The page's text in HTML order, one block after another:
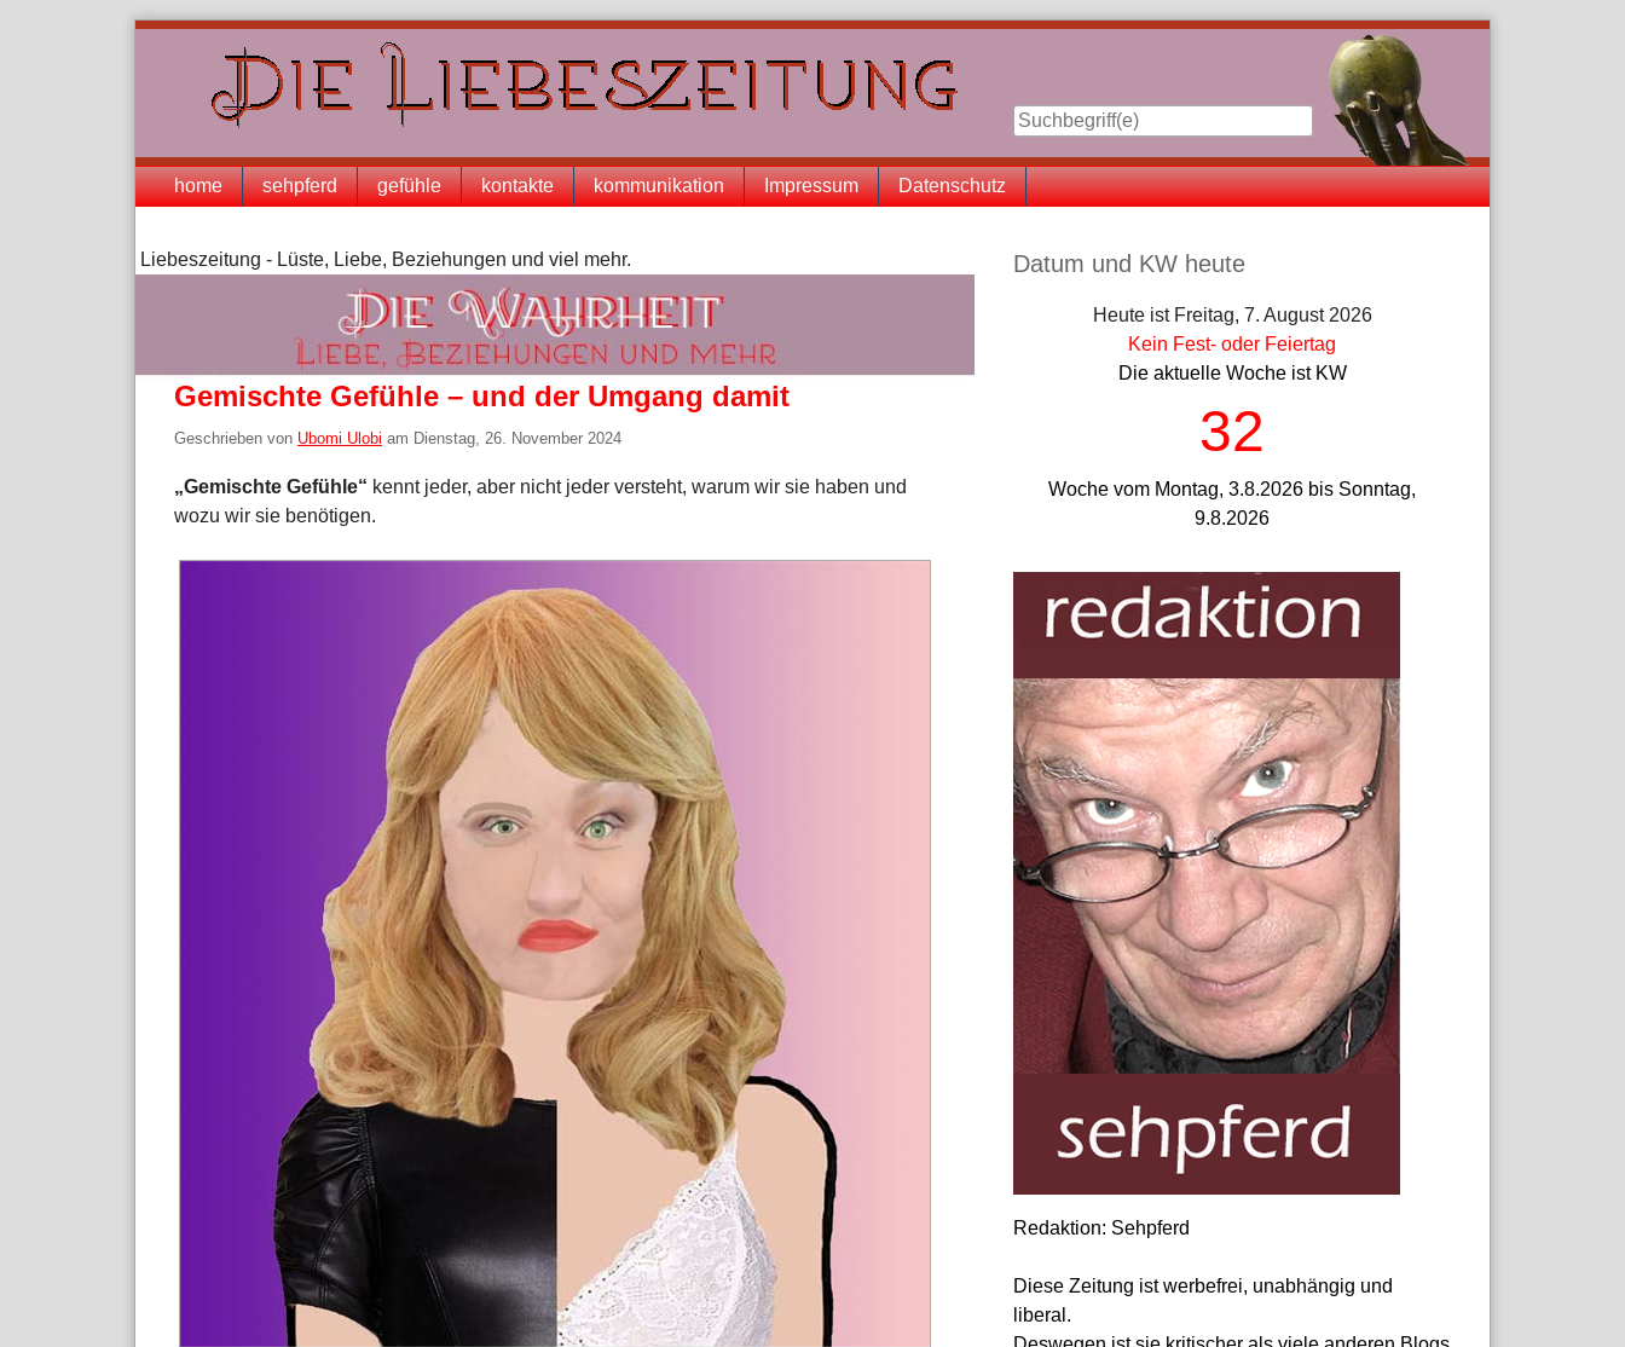
Navigation
home sehpferd gefühle kontakte kommunikation Impressum Datenschutz
Liebeszeitung - Lüste, Liebe, Beziehungen und viel mehr.
Gemischte Gefühle – und der Umgang damit
Geschrieben von Ubomi Ulobi am Dienstag, 26. November 2024
„Gemischte Gefühle“ kennt jeder, aber nicht jeder versteht, warum wir sie haben und
wozu wir sie benötigen.
Seitenleiste
Datum und KW heute
Heute ist Freitag, 7. August 2026
Kein Fest- oder Feiertag
Die aktuelle Woche ist KW
32
Woche vom Montag, 3.8.2026 bis Sonntag,
9.8.2026
Redaktion: Sehpferd
Diese Zeitung ist werbefrei, unabhängig und
liberal.